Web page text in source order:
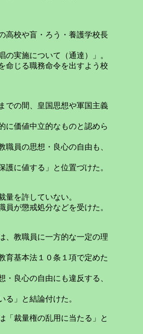
高校や盲・ろう・養護学校長
実施について（通達）」。
命じる職務命令を出すよう校
での間、皇国思想や軍国主義
に価値中立的なものと認めら
員の思想・良心の自由も、
に値する」と位置づけた。
量を許していない。
員が懲戒処分などを受けた。
、教職員に一方的な一定の理
育基本法１０条１項で定めた
良心の自由にも違反する、
る」と結論付けた。
裁量権の乱用に当たる」と